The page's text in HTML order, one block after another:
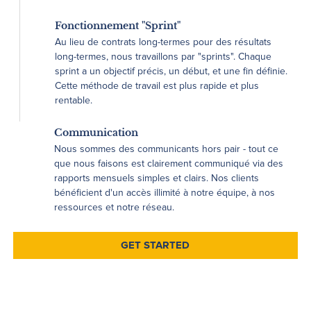
Fonctionnement "Sprint"
Au lieu de contrats long-termes pour des résultats
long-termes, nous travaillons par "sprints". Chaque
sprint a un objectif précis, un début, et une fin définie.
Cette méthode de travail est plus rapide et plus
rentable.
Communication
Nous sommes des communicants hors pair - tout ce
que nous faisons est clairement communiqué via des
rapports mensuels simples et clairs. Nos clients
bénéficient d'un accès illimité à notre équipe, à nos
ressources et notre réseau.
GET STARTED